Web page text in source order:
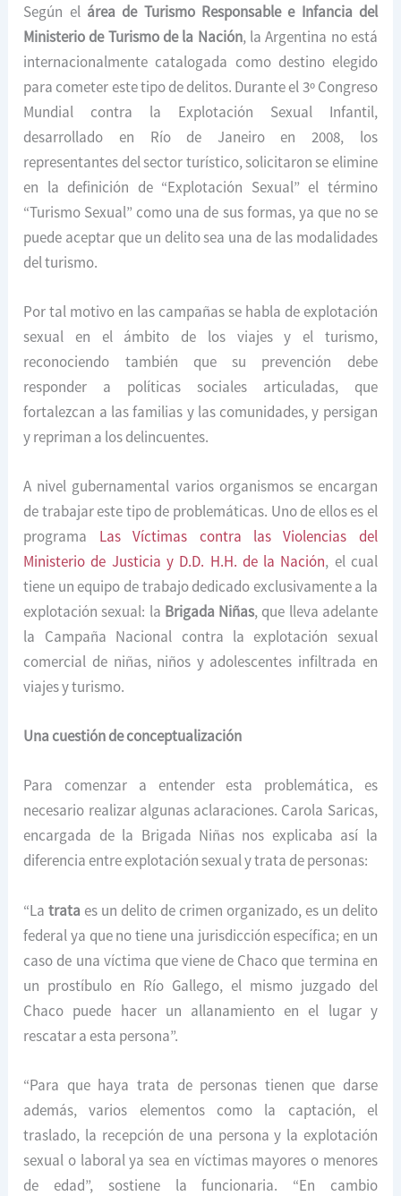
Según el área de Turismo Responsable e Infancia del
Ministerio de Turismo de la Nación, la Argentina no está
internacionalmente catalogada como destino elegido
para cometer este tipo de delitos. Durante el 3º Congreso
Mundial contra la Explotación Sexual Infantil,
desarrollado en Río de Janeiro en 2008, los
representantes del sector turístico, solicitaron se elimine
en la definición de “Explotación Sexual” el término
“Turismo Sexual” como una de sus formas, ya que no se
puede aceptar que un delito sea una de las modalidades
del turismo.
Por tal motivo en las campañas se habla de explotación
sexual en el ámbito de los viajes y el turismo,
reconociendo también que su prevención debe
responder a políticas sociales articuladas, que
fortalezcan a las familias y las comunidades, y persigan
y repriman a los delincuentes.
A nivel gubernamental varios organismos se encargan
de trabajar este tipo de problemáticas. Uno de ellos es el
programa Las Víctimas contra las Violencias del
Ministerio de Justicia y D.D. H.H. de la Nación, el cual
tiene un equipo de trabajo dedicado exclusivamente a la
explotación sexual: la Brigada Niñas, que lleva adelante
la Campaña Nacional contra la explotación sexual
comercial de niñas, niños y adolescentes infiltrada en
viajes y turismo.
Una cuestión de conceptualización
Para comenzar a entender esta problemática, es
necesario realizar algunas aclaraciones. Carola Saricas,
encargada de la Brigada Niñas nos explicaba así la
diferencia entre explotación sexual y trata de personas:
“Latrata es un delito de crimen organizado, es un delito
federal ya que no tiene una jurisdicción específica; en un
caso de una víctima que viene de Chaco que termina en
un prostíbulo en Río Gallego, el mismo juzgado del
Chaco puede hacer un allanamiento en el lugar y
rescatar a esta persona”.
“Para que haya trata de personas tienen que darse
además, varios elementos como la captación, el
traslado, la recepción de una persona y la explotación
sexual o laboral ya sea en víctimas mayores o menores
de edad”, sostiene la funcionaria. “En cambio